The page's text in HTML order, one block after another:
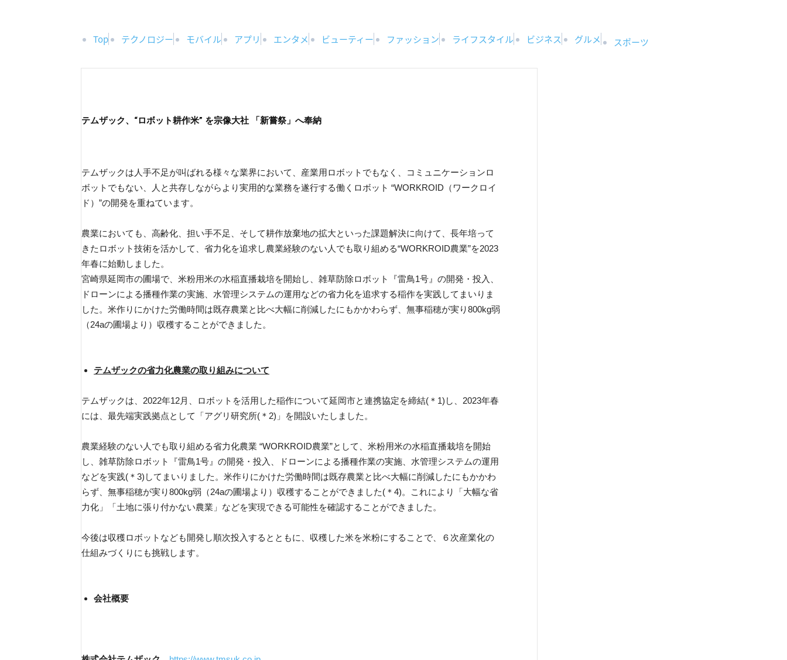
Top テクノロジー モバイル アプリ エンタメ ビューティー ファッション ライフスタイル ビジネス グルメ スポーツ
テムザック、“ロボット耕作米” を宗像大社 「新嘗祭」へ奉納
テムザックは人手不足が叫ばれる様々な業界において、産業用ロボットでもなく、コミュニケーションロ
ボットでもない、人と共存しながらより実用的な業務を遂行する働くロボット “WORKROID（ワークロイ
ド）”の開発を重ねています。
農業においても、高齢化、担い手不足、そして耕作放棄地の拡大といった課題解決に向けて、長年培って
きたロボット技術を活かして、省力化を追求し農業経験のない人でも取り組める“WORKROID農業”を2023
年春に始動しました。
宮崎県延岡市の圃場で、米粉用米の水稲直播栽培を開始し、雑草防除ロボット『雷鳥1号』の開発・投入、
ドローンによる播種作業の実施、水管理システムの運用などの省力化を追求する稲作を実践してまいりま
した。米作りにかけた労働時間は既存農業と比べ大幅に削減したにもかかわらず、無事稲穂が実り800kg弱
（24aの圃場より）収穫することができました。
テムザックの省力化農業の取り組みについて
テムザックは、2022年12月、ロボットを活用した稲作について延岡市と連携協定を締結(＊1)し、2023年春
には、最先端実践拠点として「アグリ研究所(＊2)」を開設いたしました。
農業経験のない人でも取り組める省力化農業 “WORKROID農業”として、米粉用米の水稲直播栽培を開始
し、雑草防除ロボット『雷鳥1号』の開発・投入、ドローンによる播種作業の実施、水管理システムの運用
などを実践(＊3)してまいりました。米作りにかけた労働時間は既存農業と比べ大幅に削減したにもかかわ
らず、無事稲穂が実り800kg弱（24aの圃場より）収穫することができました(＊4)。これにより「大幅な省
力化」「土地に張り付かない農業」などを実現できる可能性を確認することができました。
今後は収穫ロボットなども開発し順次投入するとともに、収穫した米を米粉にすることで、６次産業化の
仕組みづくりにも挑戦します。
会社概要